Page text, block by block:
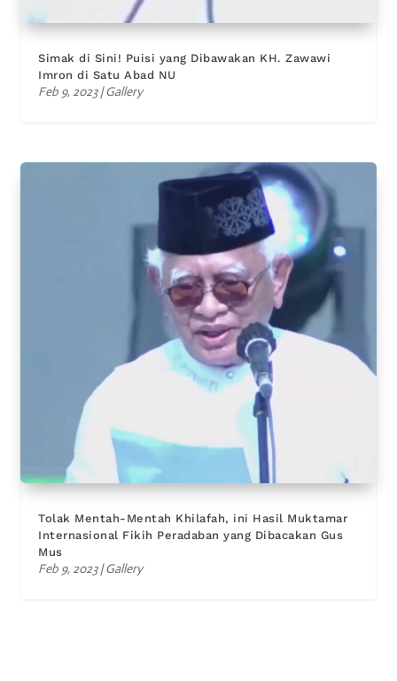
Simak di Sini! Puisi yang Dibawakan KH. Zawawi
Imron di Satu Abad NU
Feb 9, 2023|Gallery
Tolak Mentah-Mentah Khilafah, ini Hasil Muktamar
Internasional Fikih Peradaban yang Dibacakan Gus
Mus
Feb 9, 2023|Gallery